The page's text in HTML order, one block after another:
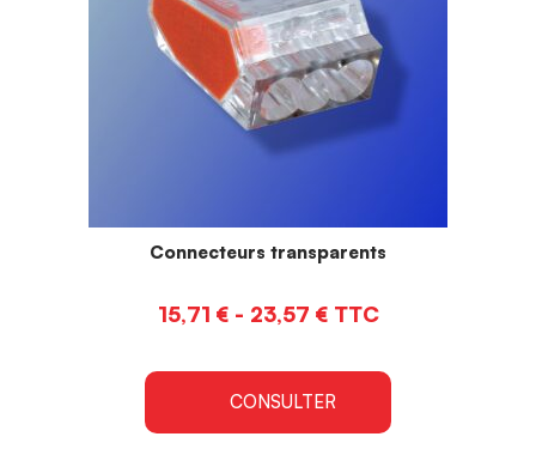
Connecteurs transparents
15,71 €- 23,57 €TTC
CONSULTER